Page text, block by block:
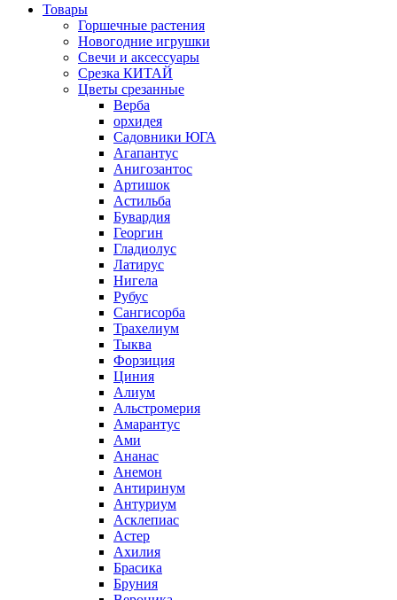
Товары
Горшечные растения
Новогодние игрушки
Свечи и аксессуары
Срезка КИТАЙ
Цветы срезанные
Верба
орхидея
Садовники ЮГА
Агапантус
Анигозантос
Артишок
Астильба
Бувардия
Георгин
Гладиолус
Латирус
Нигела
Рубус
Сангисорба
Трахелиум
Тыква
Форзиция
Циния
Алиум
Альстромерия
Амарантус
Ами
Ананас
Анемон
Антиринум
Антуриум
Асклепиас
Астер
Ахилия
Брасика
Бруния